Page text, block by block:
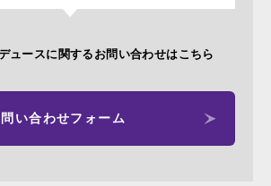
ュースに関するお問い合わせはこちら
い合わせフォーム